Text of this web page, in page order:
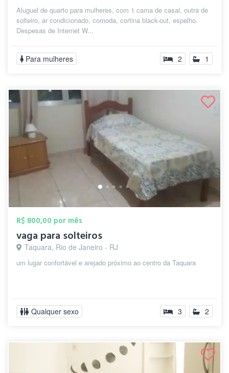
Aluguel de quarto para mulheres, com 1 cama de casal, outra de
solteiro, ar condicionado, comoda, cortina black-out, espelho.
Despesas de Internet W...
Para mulheres 2 1
R$ 800,00 por mês
vaga para solteiros
Taquara, Rio de Janeiro - RJ
um lugar confortável e arejado próximo ao centro da Taquara
Qualquer sexo 3 2